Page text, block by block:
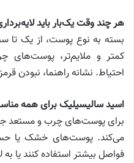
هر چند وقت یک‌بار باید
بسته به نوع پوست، از یک
کمتر و ملایم‌تر، پوست‌های
احتیاط. نشانه راهنما، نبودن
اسید سالیسیلیک برای همه
برای پوست‌های چرب و مستعد
می‌کند. پوست‌های خشک یا
فواصل بیشتر استفاده کنند یا به